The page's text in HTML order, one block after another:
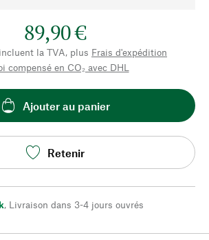
89,90 €
la TVA, plus Frais d'expédition
compensé en CO₂ avec DHL
Ajouter au panier
Retenir
, Livraison dans 3-4 jours ouvrés